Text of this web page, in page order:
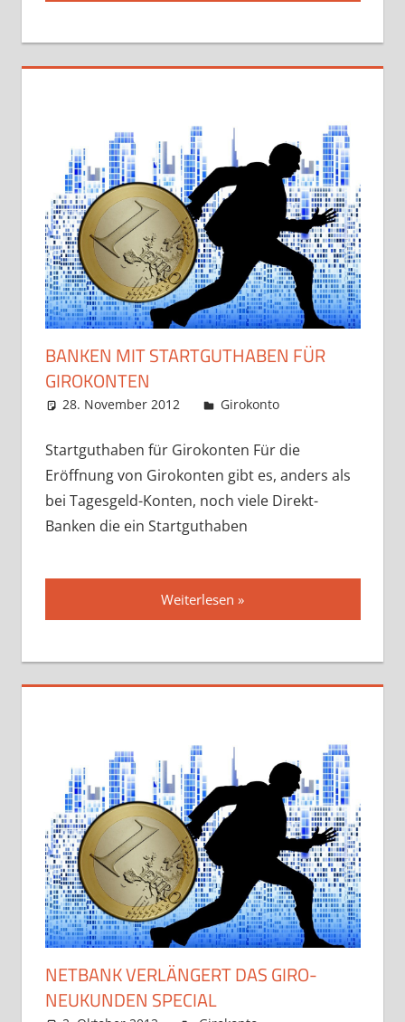
BANKEN MIT STARTGUTHABEN FÜR
GIROKONTEN
28. November 2012 admin
Girokonto
Startguthaben für Girokonten Für die
Eröffnung von Girokonten gibt es, anders als
bei Tagesgeld-Konten, noch viele Direkt-
Banken die ein Startguthaben
Weiterlesen
NETBANK VERLÄNGERT DAS GIRO-
NEUKUNDEN SPECIAL